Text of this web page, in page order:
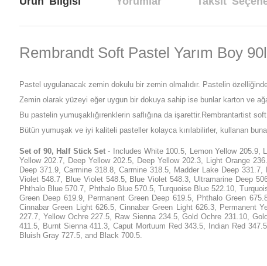
Rembrandt Soft Pastel Yarım Boy
Pastel uygulanacak zemin dokulu bir zemin olmalıdır. Pastelin
Zemin olarak yüzeyi eğer uygun bir dokuya sahip ise bunlar karton ve
Bu pastelin yumuşaklığırenklerin saflığına da işarettir.Rembrantartist
Bütün yumuşak ve iyi kaliteli pasteller kolayca kırılabilirler, kullanan
Set of 90, Half Stick Set- Includes White 100.5, Lemon Yellow 205.9,
Yellow 202.7, Deep Yellow 202.5, Deep Yellow 202.3, Light Orange
Deep 371.9, Carmine 318.8, Carmine 318.5, Madder Lake Deep
Violet 548.7, Blue Violet 548.5, Blue Violet 548.3, Ultramarine Deep
Phthalo Blue 570.7, Phthalo Blue 570.5, Turquoise Blue 522.10,
Green Deep 619.9, Permanent Green Deep 619.5, Phthalo Green
Cinnabar Green Light 626.5, Cinnabar Green Light 626.3, Permanent
227.7, Yellow Ochre 227.5, Raw Sienna 234.5, Gold Ochre 231.10,
411.5, Burnt Sienna 411.3, Caput Mortuum Red 343.5, Indian Red
Bluish Gray 727.5, and Black 700.5.